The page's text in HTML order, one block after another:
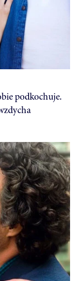
podkochuje.